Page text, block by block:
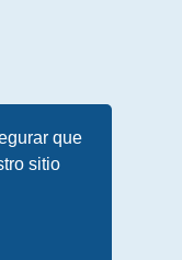
que
sitio